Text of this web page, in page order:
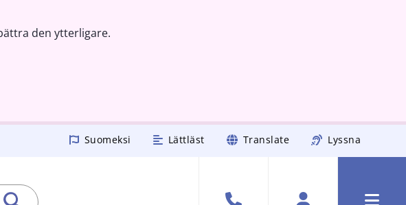
den ytterligare.
Suomeksi Lättläst Translate Lyssna